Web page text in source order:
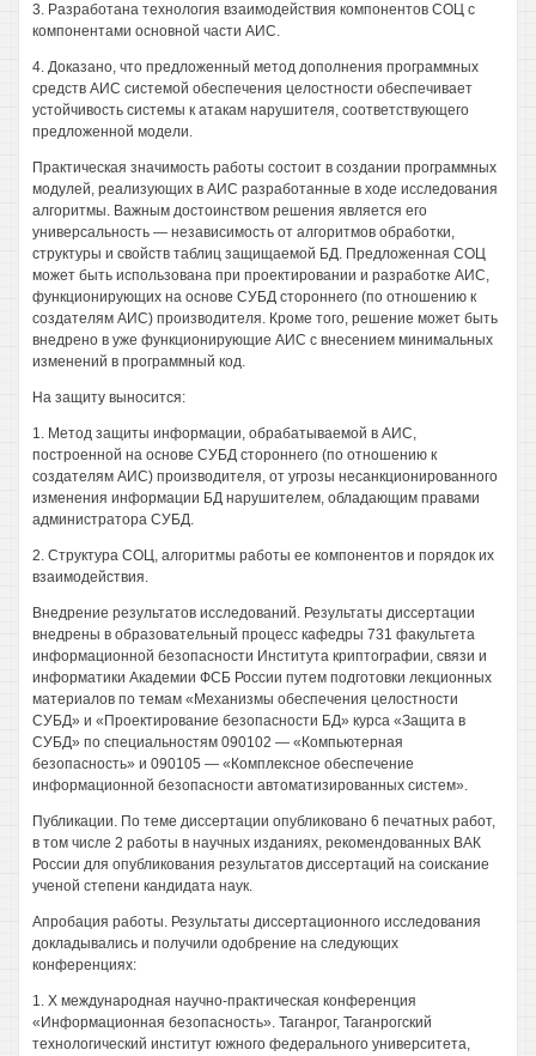
3. Разработана технология взаимодействия компонентов СОЦ с
компонентами основной части АИС.
4. Доказано, что предложенный метод дополнения программных
средств АИС системой обеспечения целостности обеспечивает
устойчивость системы к атакам нарушителя, соответствующего
предложенной модели.
Практическая значимость работы состоит в создании программных
модулей, реализующих в АИС разработанные в ходе исследования
алгоритмы. Важным достоинством решения является его
универсальность — независимость от алгоритмов обработки,
структуры и свойств таблиц защищаемой БД. Предложенная СОЦ
может быть использована при проектировании и разработке АИС,
функционирующих на основе СУБД стороннего (по отношению к
создателям АИС) производителя. Кроме того, решение может быть
внедрено в уже функционирующие АИС с внесением минимальных
изменений в программный код.
На защиту выносится:
1. Метод защиты информации, обрабатываемой в АИС,
построенной на основе СУБД стороннего (по отношению к
создателям АИС) производителя, от угрозы несанкционированного
изменения информации БД нарушителем, обладающим правами
администратора СУБД.
2. Структура СОЦ, алгоритмы работы ее компонентов и порядок их
взаимодействия.
Внедрение результатов исследований. Результаты диссертации
внедрены в образовательный процесс кафедры 731 факультета
информационной безопасности Института криптографии, связи и
информатики Академии ФСБ России путем подготовки лекционных
материалов по темам «Механизмы обеспечения целостности
СУБД» и «Проектирование безопасности БД» курса «Защита в
СУБД» по специальностям 090102 — «Компьютерная
безопасность» и 090105 — «Комплексное обеспечение
информационной безопасности автоматизированных систем».
Публикации. По теме диссертации опубликовано 6 печатных работ,
в том числе 2 работы в научных изданиях, рекомендованных ВАК
России для опубликования результатов диссертаций на соискание
ученой степени кандидата наук.
Апробация работы. Результаты диссертационного исследования
докладывались и получили одобрение на следующих
конференциях:
1. X международная научно-практическая конференция
«Информационная безопасность». Таганрог, Таганрогский
технологический институт южного федерального университета,